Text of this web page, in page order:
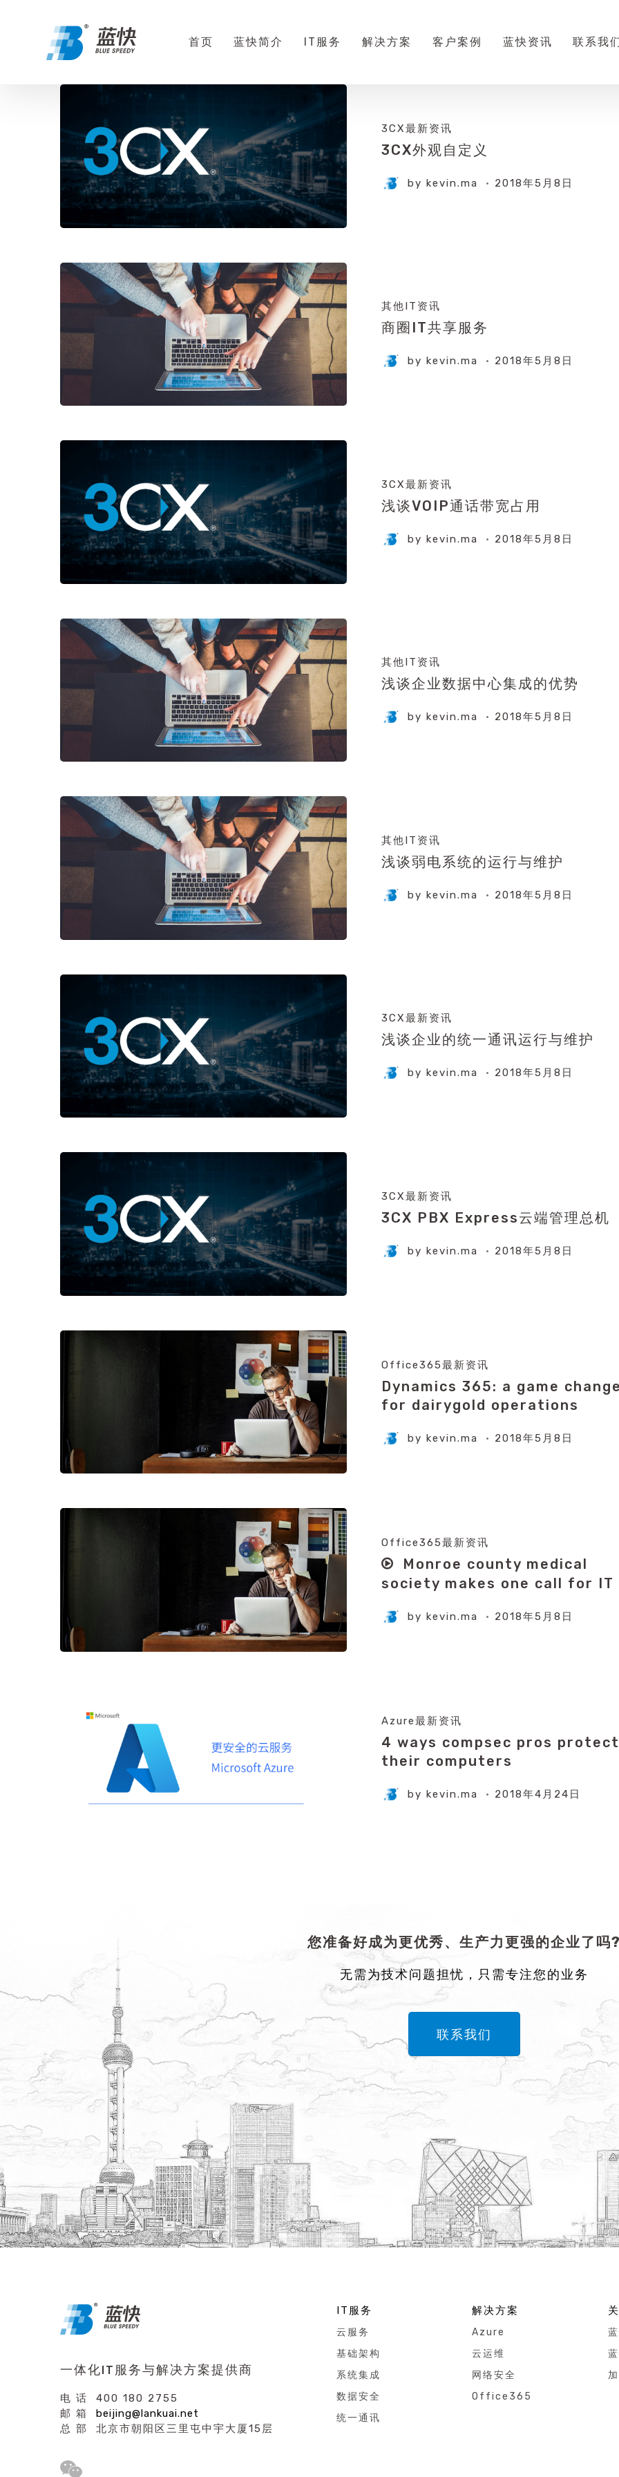
首页 蓝快简介 IT服务 解决方案 客户案例 蓝快资讯 联系我
3CX最新资讯
3CX外观自定义
by kevin.ma 2018年5月8日
其他IT资讯
商圈IT共享服务
by kevin.ma 2018年5月8日
3CX最新资讯
浅谈VOIP通话带宽占用
by kevin.ma 2018年5月8日
其他IT资讯
浅谈企业数据中心集成的优势
by kevin.ma 2018年5月8日
其他IT资讯
浅谈弱电系统的运行与维护
by kevin.ma 2018年5月8日
3CX最新资讯
浅谈企业的统一通讯运行与维护
by kevin.ma 2018年5月8日
3CX最新资讯
3CX PBX Express云端管理总机
by kevin.ma 2018年5月8日
Office365最新资讯
Dynamics 365: a game
for dairygold operations
by kevin.ma 2018年5月8日
Office365最新资讯
Monroe county medical
society makes one call for IT
by kevin.ma 2018年5月8日
Azure最新资讯
4 ways compsec pros protect
their computers
by kevin.ma 2018年4月24日
您准备好成为更优秀、生产力更强的企业了吗
无需为技术问题担忧，只需专注您的业务
联系我们
一体化IT服务与解决方案提供商
电 话 400 180 2755
邮 箱 beijing@lankuai.net
总 部 北京市朝阳区三里屯中宇大厦15层
IT服务
云服务
基础架构
系统集成
数据安全
统一通讯
解决方案
Azure
云运维
网络安全
Office365